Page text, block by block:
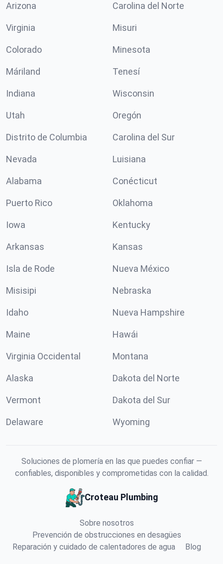
Arizona Carolina del Norte
Virginia Misuri
Colorado Minesota
Máriland Tenesí
Indiana Wisconsin
Utah Oregón
Distrito de Columbia Carolina del Sur
Nevada Luisiana
Alabama Conécticut
Puerto Rico Oklahoma
Iowa Kentucky
Arkansas Kansas
Isla de Rode Nueva México
Misisipi Nebraska
Idaho Nueva Hampshire
Maine Hawái
Virginia Occidental Montana
Alaska Dakota del Norte
Vermont Dakota del Sur
Delaware Wyoming
Soluciones de plomería en las que puedes confiar —
confiables, disponibles y comprometidas con la calidad.
Croteau Plumbing
Sobre nosotros
Prevención de obstrucciones en desagües
Reparación y cuidado de calentadores de agua
Blog